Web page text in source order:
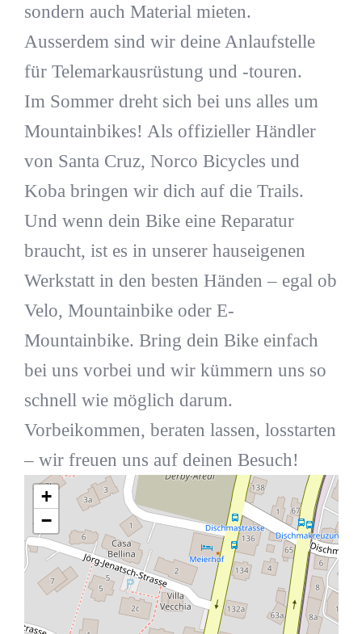
sondern auch Material mieten.
Ausserdem sind wir deine Anlaufstelle
für Telemarkausrüstung und -touren.
Im Sommer dreht sich bei uns alles um
Mountainbikes! Als offizieller Händler
von Santa Cruz, Norco Bicycles und
Koba bringen wir dich auf die Trails.
Und wenn dein Bike eine Reparatur
braucht, ist es in unserer hauseigenen
Werkstatt in den besten Händen – egal ob
Velo, Mountainbike oder E-
Mountainbike. Bring dein Bike einfach
bei uns vorbei und wir kümmern uns so
schnell wie möglich darum.
Vorbeikommen, beraten lassen, losstarten
– wir freuen uns auf deinen Besuch!
+
−